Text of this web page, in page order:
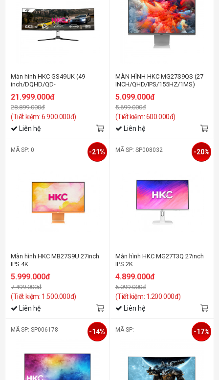
Màn hình HKC GS49UK (49
inch/DQHD/QD-
OLED/240Hz/0.03ms/cong)
21.999.000đ
28.899.000đ
(Tiết kiệm: 6.900.000đ)
Liên hệ
MÀN HÌNH HKC MG27S9QS (27
INCH/QHD/IPS/155HZ/1MS)
5.099.000đ
5.699.000đ
(Tiết kiệm: 600.000đ)
Liên hệ
MÃ SP: 0
Màn hình HKC MB27S9U 27inch
IPS 4K
5.999.000đ
7.499.000đ
(Tiết kiệm: 1.500.000đ)
-21%
Liên hệ
MÃ SP: SP008032
Màn hình HKC MG27T3Q 27inch
IPS 2K
4.899.000đ
6.099.000đ
(Tiết kiệm: 1.200.000đ)
-20%
Liên hệ
MÃ SP: SP006178 -14% MÃ SP: -17%